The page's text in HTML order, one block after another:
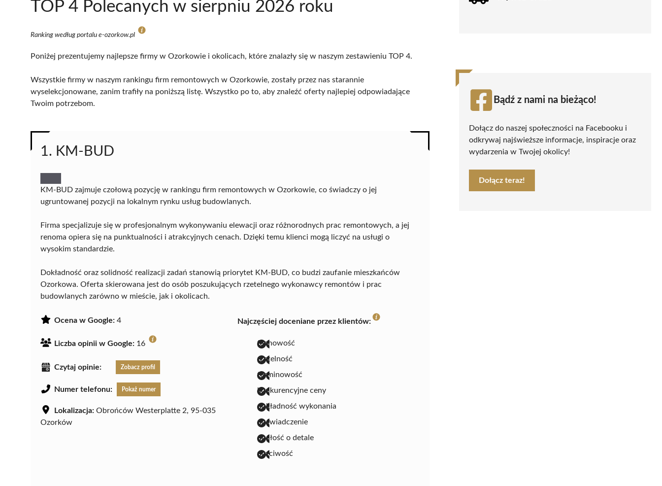
TOP 4 Polecanych w sierpniu 2026 roku
Ranking według portalu e-ozorkow.pl
Poniżej prezentujemy najlepsze firmy w Ozorkowie i okolicach, które znalazły się w naszym zestawieniu TOP 4.
Wszystkie firmy w naszym rankingu firm remontowych w Ozorkowie, zostały przez nas starannie
wyselekcjonowane, zanim trafiły na poniższą listę. Wszystko po to, aby znaleźć oferty najlepiej odpowiadające
Twoim potrzebom.
1. KM-BUD
KM-BUD zajmuje czołową pozycję w rankingu firm remontowych w Ozorkowie, co świadczy o jej
ugruntowanej pozycji na lokalnym rynku usług budowlanych.
Firma specjalizuje się w profesjonalnym wykonywaniu elewacji oraz różnorodnych prac remontowych, a jej
renoma opiera się na punktualności i atrakcyjnych cenach. Dzięki temu klienci mogą liczyć na usługi o
wysokim standardzie.
Dokładność oraz solidność realizacji zadań stanowią priorytet KM-BUD, co budzi zaufanie mieszkańców
Ozorkowa. Oferta skierowana jest do osób poszukujących rzetelnego wykonawcy remontów i prac
budowlanych zarówno w mieście, jak i okolicach.
Ocena w Google: 4
Liczba opinii w Google: 16
Czytaj opinie: Zobacz profil
Numer telefonu: Pokaż numer
Lokalizacja: Obrońców Westerplatte 2, 95-035
Ozorków
Najczęściej doceniane przez klientów:
fachowość
rzetelność
terminowość
konkurencyjne ceny
dokładność wykonania
doświadczenie
dbałość o detale
uczciwość
Bądź z nami na bieżąco!
Dołącz do naszej społeczności na Facebooku i
odkrywaj najświeższe informacje, inspiracje oraz
wydarzenia w Twojej okolicy!
Dołącz teraz!